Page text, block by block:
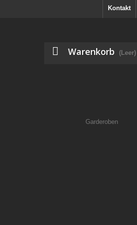
Kontakt
Warenkorb (Leer)
Garderoben